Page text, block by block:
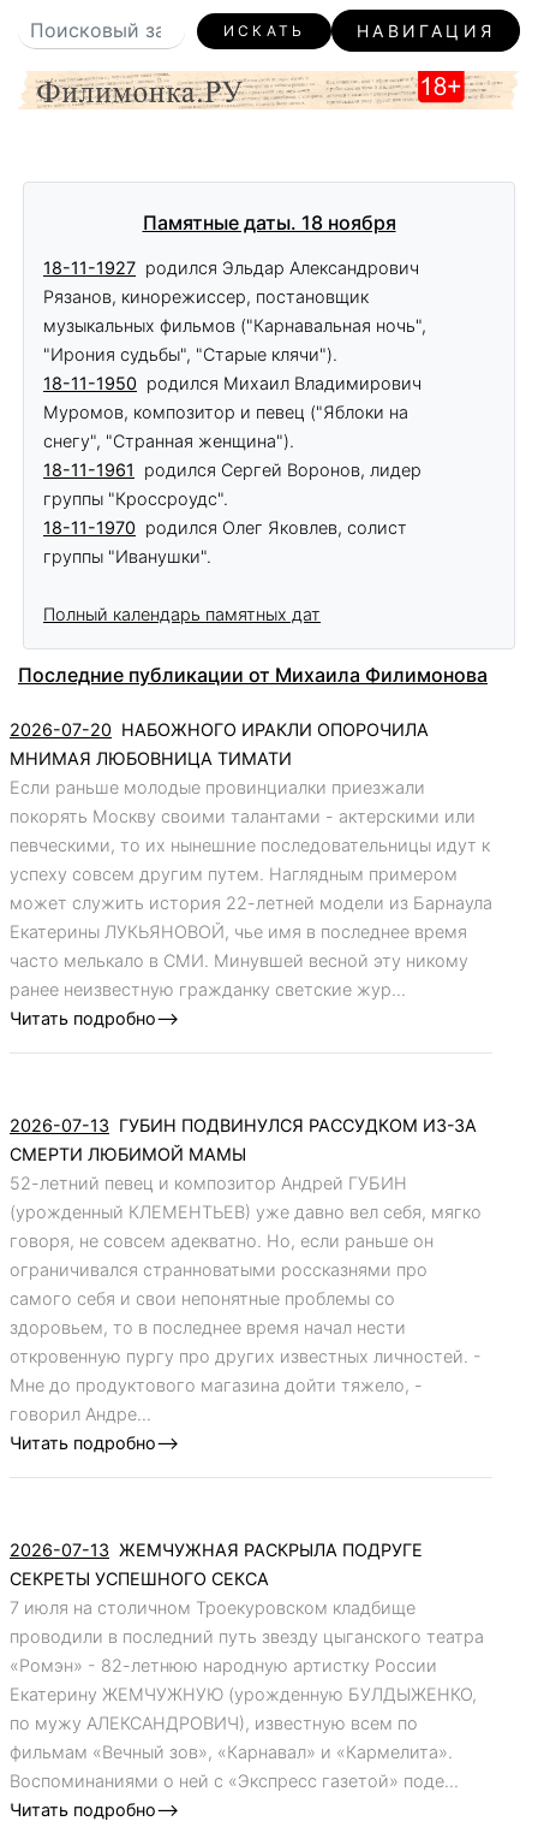
ИСКАТЬ НАВИГАЦИЯ
Памятные даты. 18 ноября
18-11-1927 родился Эльдар Александрович
Рязанов, кинорежиссер, постановщик
музыкальных фильмов ("Карнавальная ночь",
"Ирония судьбы", "Старые клячи").
18-11-1950 родился Михаил Владимирович
Муромов, композитор и певец ("Яблоки на
снегу", "Странная женщина").
18-11-1961
родился Сергей Воронов, лидер
группы "Кроссроудс".
18-11-1970 родился Олег Яковлев, солист
группы "Иванушки".
Полный календарь памятных дат
Последние публикации от Михаила Филимонова
2026-07-20 НАБОЖНОГО ИРАКЛИ ОПОРОЧИЛА
МНИМАЯ ЛЮБОВНИЦА ТИМАТИ
Если раньше молодые провинциалки приезжали
покорять Москву своими талантами - актерскими или
певческими, то их нынешние последовательницы идут к
успеху совсем другим путем. Наглядным примером
может служить история 22-летней модели из Барнаула
Екатерины ЛУКЬЯНОВОЙ, чье имя в последнее время
часто мелькало в СМИ. Минувшей весной эту никому
ранее неизвестную гражданку светские жур...
Читать подробно-->
2026-07-13 ГУБИН ПОДВИНУЛСЯ РАССУДКОМ ИЗ-ЗА
СМЕРТИ ЛЮБИМОЙ МАМЫ
52-летний певец и композитор Андрей ГУБИН
(урожденный КЛЕМЕНТЬЕВ) уже давно вел себя, мягко
говоря, не совсем адекватно. Но, если раньше он
ограничивался странноватыми россказнями про
самого себя и свои непонятные проблемы со
здоровьем, то в последнее время начал нести
откровенную пургу про других известных личностей. -
Мне до продуктового магазина дойти тяжело, -
говорил Андре...
Читать подробно-->
2026-07-13 ЖЕМЧУЖНАЯ РАСКРЫЛА ПОДРУГЕ
СЕКРЕТЫ УСПЕШНОГО СЕКСА
7 июля на столичном Троекуровском кладбище
проводили в последний путь звезду цыганского театра
«Ромэн» - 82-летнюю народную артистку России
Екатерину ЖЕМЧУЖНУЮ (урожденную БУЛДЫЖЕНКО,
по мужу АЛЕКСАНДРОВИЧ), известную всем по
фильмам «Вечный зов», «Карнавал» и «Кармелита».
Воспоминаниями о ней с «Экспресс газетой» поде...
Читать подробно-->